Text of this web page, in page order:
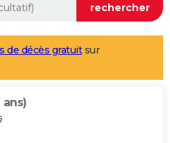
de décès gratuitsur
ans)